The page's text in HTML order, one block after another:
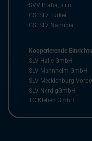
SVV Praha, s.r.o.
GSI SLV Türkei
GSI SLV Namibia
Kooperierende
SLV Halle GmbH
SLV Mannheim GmbH
SLV Mecklenburg-
SLV Nord gGmbH
TC Kleben GmbH